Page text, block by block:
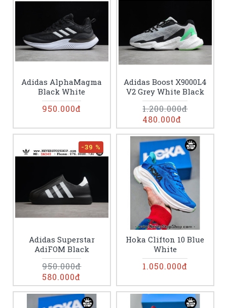
Adidas AlphaMagma
Black White
950.000đ
Adidas Boost X9000L4
V2 Grey White Black
480.000đ
1.200.000đ
-39 %
Adidas Superstar
AdiFOM Black
580.000đ
950.000đ
Hoka Clifton 10 Blue
White
1.050.000đ